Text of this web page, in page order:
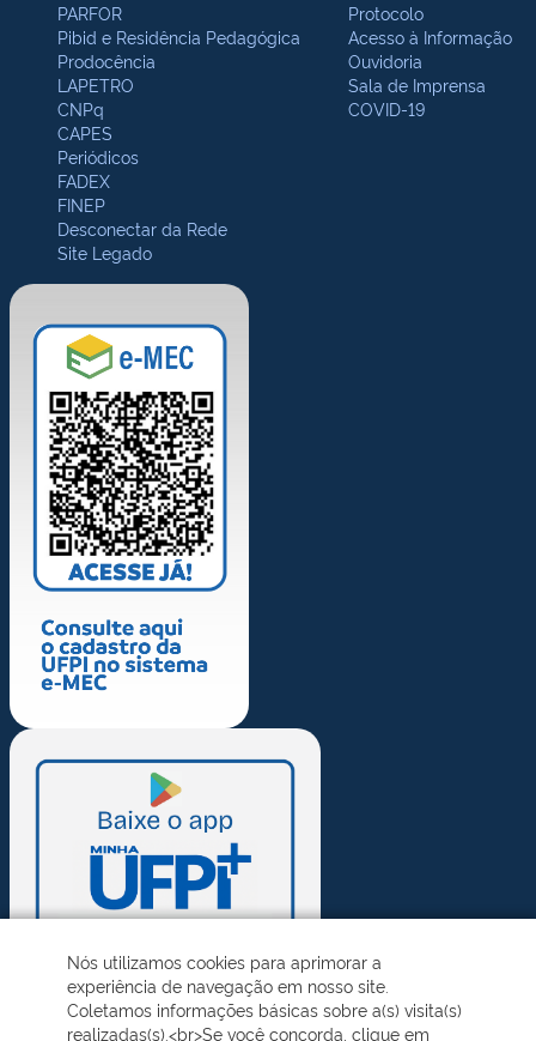
PARFOR
Pibid e Residência Pedagógica
Prodocência
LAPETRO
CNPq
CAPES
Periódicos
FADEX
FINEP
Desconectar da Rede
Site Legado
Protocolo
Acesso à Informação
Ouvidoria
Sala de Imprensa
COVID-19
Nós utilizamos cookies para aprimorar a
experiência de navegação em nosso site.
Coletamos informações básicas sobre a(s) visita(s)
realizadas(s).<br>Se você concorda, clique em